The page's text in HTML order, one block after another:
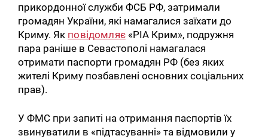
прикордонної служби ФСБ РФ, затримали
громадян України, які намагалися заїхати до
Криму. Як повідомляє«РІА Крим», подружня
пара раніше в Севастополі намагалася
отримати паспорти громадян РФ (без яких
жителі Криму позбавлені основних соціальних
прав).
У ФМС при запиті на отримання паспортів їх
звинуватили в «підтасуванні» та відмовили у